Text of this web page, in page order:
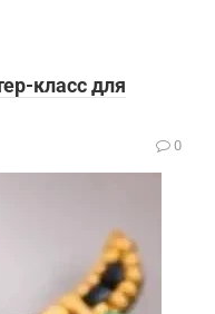
класс для
0